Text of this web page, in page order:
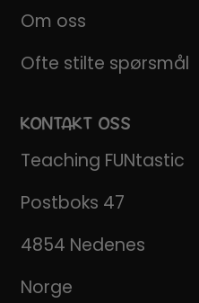
Om oss
Ofte stilte spørsmål
KONTAKT OSS
Teaching FUNtastic
Postboks 47
4854 Nedenes
Norge